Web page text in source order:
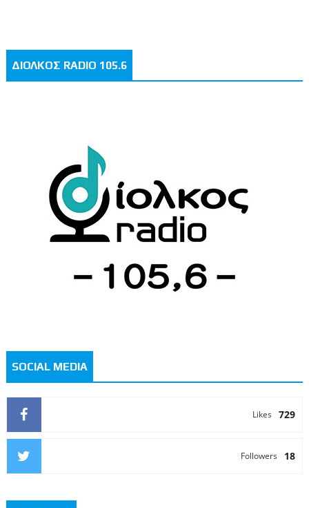
ΔΙΟΛΚΟΣ RADIO 105.6
SOCIAL MEDIA
729
Likes
18
Followers